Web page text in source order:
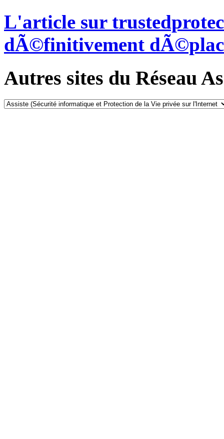
L'article sur
dÃ©finitivement
Autres sites du Réseau